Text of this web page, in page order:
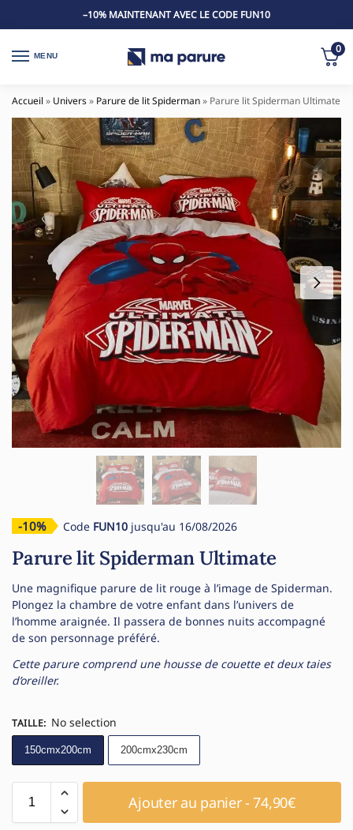
–10% MAINTENANT AVEC LE CODE FUN10
MENU
0
Accueil » Univers» Parure de lit Spiderman» Parure lit Spiderman Ultimate
-10% Code FUN10 jusqu'au 16/08/2026
Parure lit Spiderman Ultimate
Une magnifique parure de lit rouge à l’image de Spiderman.
Plongez la chambre de votre enfant dans l’univers de
l’homme araignée. Il passera de bonnes nuits accompagné
de son personnage préféré.
Cette parure comprend une housse de couette et deux taies
d’oreiller.
TAILLE: No selection
150cmx200cm 200cmx230cm
Ajouter au panier - 74,90€